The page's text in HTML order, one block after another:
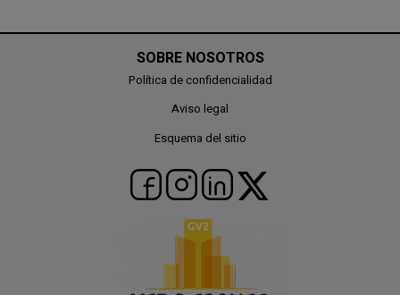
SOBRE NOSOTROS
Política de confidencialidad
Aviso legal
Esquema del sitio